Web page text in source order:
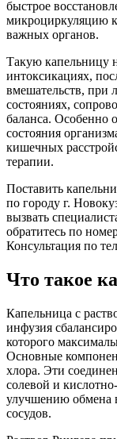
быстрое
микроциркуляцию
важных органов.
Такую капельницу
интоксикациях,
вмешательств, при
состояниях,
баланса. Особенно
состояния
кишечных
терапии.
Поставить
по городу г.
вызвать
обратитесь по
Консультация по
Что такое
Капельница с
инфузия
которого
Основные
хлора. Эти
солевой и
улучшению обмена
сосудов.